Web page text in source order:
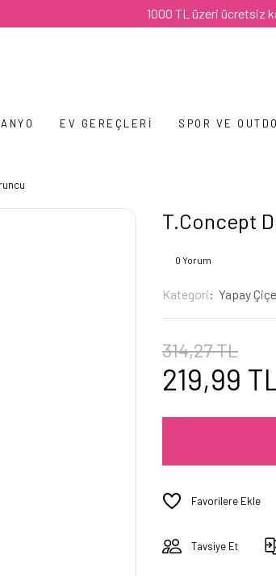
1000 TL üzeri ücretsiz kargo
EV GEREÇLERI SPOR VE
T.Concept
0 Yorum
Kategori Yapay
314,27 TL
219,99
Tavsiye Et